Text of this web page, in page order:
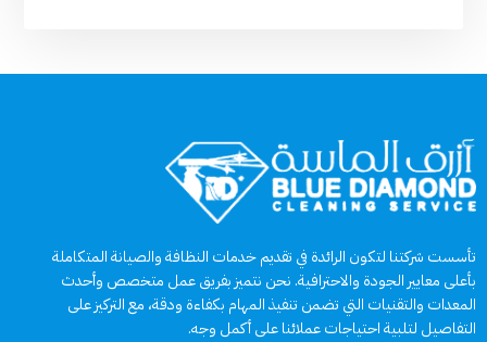
تأسست شركتنا لتكون الرائدة في تقديم خدمات النظافة والصيانة المتكاملة
بأعلى معايير الجودة والاحترافية. نحن نتميز بفريق عمل متخصص وأحدث
المعدات والتقنيات التي تضمن تنفيذ المهام بكفاءة ودقة، مع التركيز على
التفاصيل لتلبية احتياجات عملائنا على أكمل وجه.